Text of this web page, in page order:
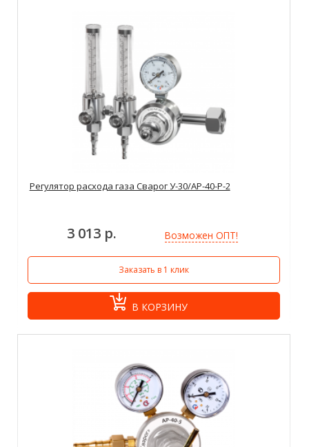
Регулятор расхода газа Сварог У-30/АР-40-Р-2
3 013 р. Возможен ОПТ!
Заказать в 1 клик
В КОРЗИНУ